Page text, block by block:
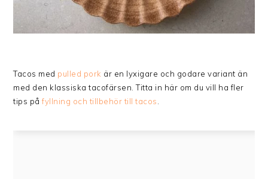
Tacos med pulled pork är en lyxigare och godare variant än
med den klassiska tacofärsen. Titta in här om du vill ha fler
tips påfyllning och tillbehör till tacos.